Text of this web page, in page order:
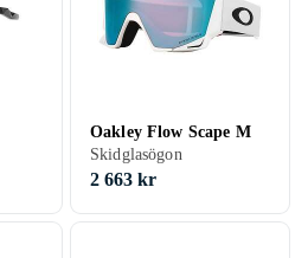
Oakley Flow Scape M
Skidglasögon
2 663 kr